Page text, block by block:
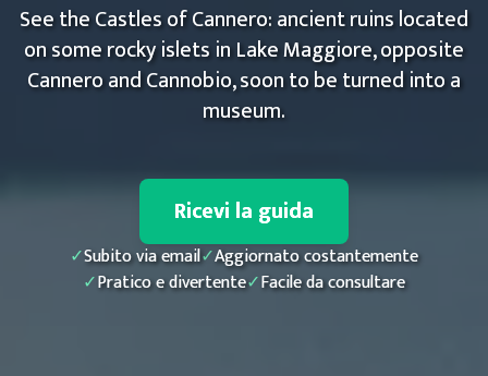
See the Castles of Cannero: ancient ruins located
on some rocky islets in Lake Maggiore, opposite
Cannero and Cannobio, soon to be turned into a
museum.
Ricevi la guida
✓Subito via email✓Aggiornato costantemente
✓Pratico e divertente✓Facile da consultare